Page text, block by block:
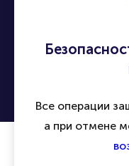
Все операции
а при отмене